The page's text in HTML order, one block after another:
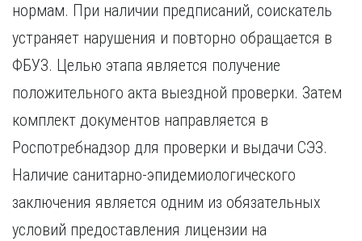
нормам. При наличии предписаний, соискатель
устраняет нарушения и повторно обращается в
ФБУЗ. Целью этапа является получение
положительного акта выездной проверки. Затем
комплект документов направляется в
Роспотребнадзор для проверки и выдачи СЭЗ.
Наличие санитарно-эпидемиологического
заключения является одним из обязательных
условий предоставления лицензии на